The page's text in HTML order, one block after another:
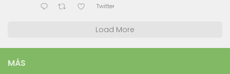
Twitter
Load More
MÁS